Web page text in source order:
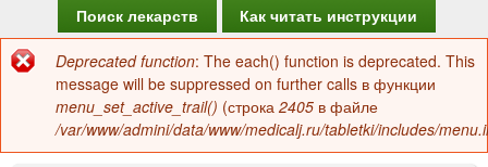
а
в
о
Поиск лекарств
Как читать инструкции
Сообщение
об
ошибке
Deprecated function: The each() function is deprecated. This
message will be suppressed on further calls в функции
menu_set_active_trail() (строка 2405 в файле
/var/www/admini/data/www/medicalj.ru/tabletki/includes/